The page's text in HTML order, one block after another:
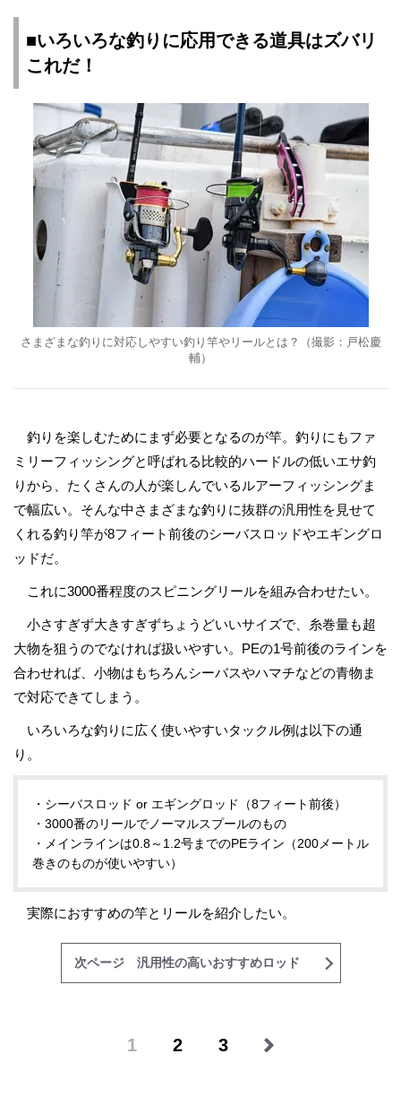
■いろいろな釣りに応用できる道具はズバリ
これだ！
さまざまな釣りに対応しやすい釣り竿やリールとは？（撮影：戸松慶
輔）
釣りを楽しむためにまず必要となるのが竿。釣りにもファ
ミリーフィッシングと呼ばれる比較的ハードルの低いエサ釣
りから、たくさんの人が楽しんでいるルアーフィッシングま
で幅広い。そんな中さまざまな釣りに抜群の汎用性を見せて
くれる釣り竿が8フィート前後のシーバスロッドやエギングロ
ッドだ。
これに3000番程度のスピニングリールを組み合わせたい。
小さすぎず大きすぎずちょうどいいサイズで、糸巻量も超
大物を狙うのでなければ扱いやすい。PEの1号前後のラインを
合わせれば、小物はもちろんシーバスやハマチなどの青物ま
で対応できてしまう。
いろいろな釣りに広く使いやすいタックル例は以下の通
り。
・シーバスロッド or エギングロッド（8フィート前後）
・3000番のリールでノーマルスプールのもの
・メインラインは0.8～1.2号までのPEライン（200メートル
巻きのものが使いやすい）
実際におすすめの竿とリールを紹介したい。
次ページ 汎用性の高いおすすめロッド
1 2 3